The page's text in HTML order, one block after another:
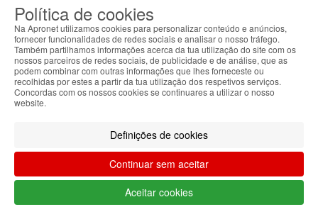
Equipamentos
Médicos
Equipamentos
todos
Aparelhos
Acessórios
Portáteis
Política de cookies
Na Apronet utilizamos cookies para personalizar conteúdo e anúncios,
fornecer funcionalidades de redes sociais e analisar o nosso tráfego.
Também partilhamos informações acerca da tua utilização do site com os
nossos parceiros de redes sociais, de publicidade e de análise, que as
podem combinar com outras informações que lhes forneceste ou
recolhidas por estes a partir da tua utilização dos respetivos serviços.
Concordas com os nossos cookies se continuares a utilizar o nosso
website.
Definições de cookies
Continuar sem aceitar
Aceitar cookies